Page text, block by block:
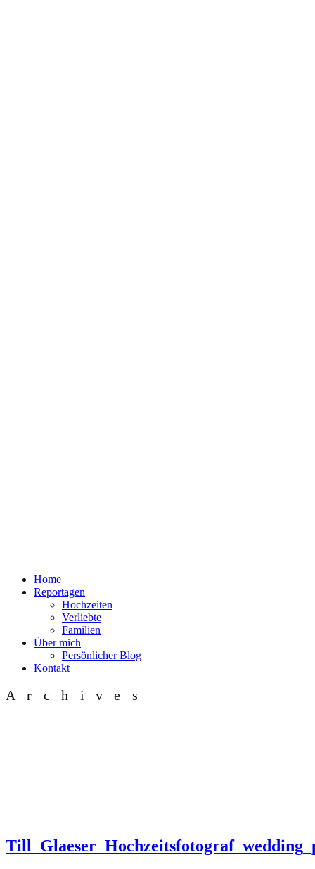
Home
Reportagen
Hochzeiten
Verliebte
Familien
Über mich
Persönlicher Blog
Kontakt
Archives